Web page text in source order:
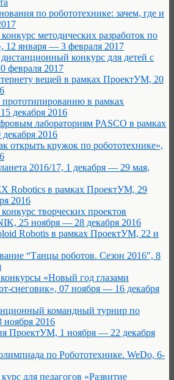
по робототехнике: зачем, где и
методических разработок по
12 января — 3 февраля 2017
конкурс для детей с
февраля 2017
вещей в рамках ПроектУМ, 20
в рамках
декабря 2016
лабораториям PASCO в рамках
2016
открыть кружок по робототехнике»,
2016/17, 1 декабря — 29 мая,
Robotics в рамках ПроектУМ, 29
2016
творческих проектов
25 ноября — 28 декабря 2016
Robotis в рамках ПроектУМ, 22 и
“Танцы роботов. Сезон 2016″, 8
«Новый год глазами
снеговик», 07 ноября — 16 декабря
командный турнир по
ноября 2016
ПроектУМ, 1 ноября — 22 декабря
по Робототехнике. WeDo, 6-
для педагогов «Развитие